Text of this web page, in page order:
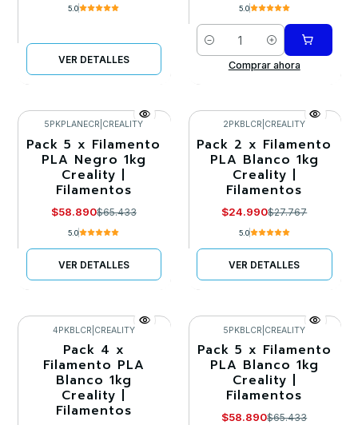
5.0
VER DETALLES
5.0
Cantidad
Comprar ahora
-10%
Agotado
5PKPLANECR CREALITY
Pack 5 x Filamento
PLA Negro 1kg
Creality |
Filamentos
$58.890$65.433
5.0
VER DETALLES
-10%
Agotado
2PKBLCR CREALITY
Pack 2 x Filamento
PLA Blanco 1kg
Creality |
Filamentos
$24.990$27.767
5.0
VER DETALLES
4PKBLCR CREALITY
Pack 4 x
Filamento PLA
Blanco 1kg
Creality |
Filamentos
-10%
5PKBLCR CREALITY
Pack 5 x Filamento
PLA Blanco 1kg
Creality |
Filamentos
$58.890$65.433